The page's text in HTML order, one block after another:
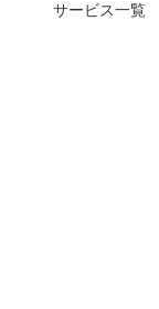
サービス一覧